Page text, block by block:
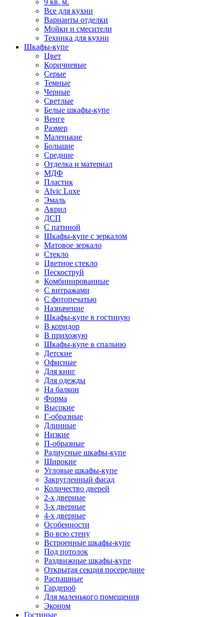
9 кв. м.
Все для кухни
Варианты отделки
Мойки и смесители
Техника для кухни
Шкафы-купе
Цвет
Коричневые
Серые
Темные
Черные
Светлые
Белые шкафы-купе
Венге
Размер
Маленькие
Большие
Средние
Отделка и материал
МДФ
Пластик
Alvic Luxe
Эмаль
Акрил
ДСП
С патиной
Шкафы-купе с зеркалом
Матовое зеркало
Стекло
Цветное стекло
Пескоструй
Комбинированные
С витражами
С фотопечатью
Назначение
Шкафы-купе в гостиную
В коридор
В прихожую
Шкафы-купе в спальню
Детские
Офисные
Для книг
Для одежды
На балкон
Форма
Высокие
Г-образные
Длинные
Низкие
П-образные
Радиусные шкафы-купе
Широкие
Угловые шкафы-купе
Закругленный фасад
Количество дверей
2-х дверные
3-х дверные
4-х дверные
Особенности
Во всю стену
Встроенные шкафы-купе
Под потолок
Раздвижные шкафы-купе
Открытая секция посередине
Распашные
Гардероб
Для маленького помещения
Эконом
Гостиные